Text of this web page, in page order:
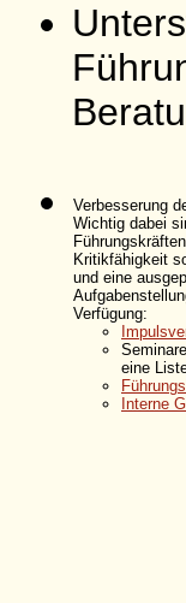
Verbesserung
Wichtig dabei
Führungskräften
Kritikfähigkeit
und eine
Verfügung:
eine
Interne